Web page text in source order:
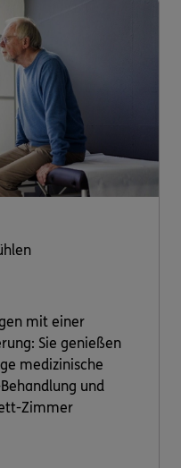
mit einer
Sie genießen
medizinische
und
Zimmer